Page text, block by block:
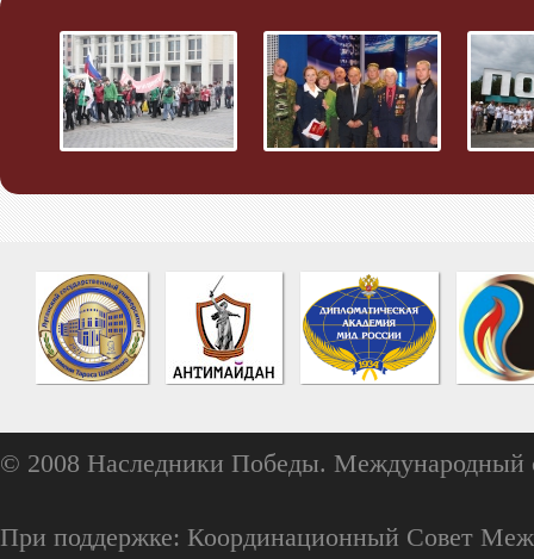
© 2008 Наследники Победы. Международный
При поддержке: Координационный Совет